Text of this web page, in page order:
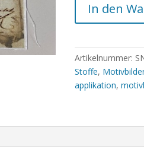
In den
Artikelnummer:
Stoffe,
applikation,